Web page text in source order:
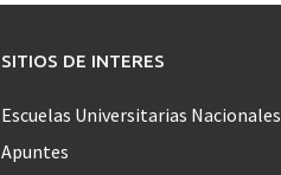
SITIOS DE INTERES
Escuelas Universitarias Nacionales
Apuntes